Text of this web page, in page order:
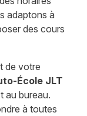
adaptons à
des cours
de votre
École JLT
au bureau.
à toutes